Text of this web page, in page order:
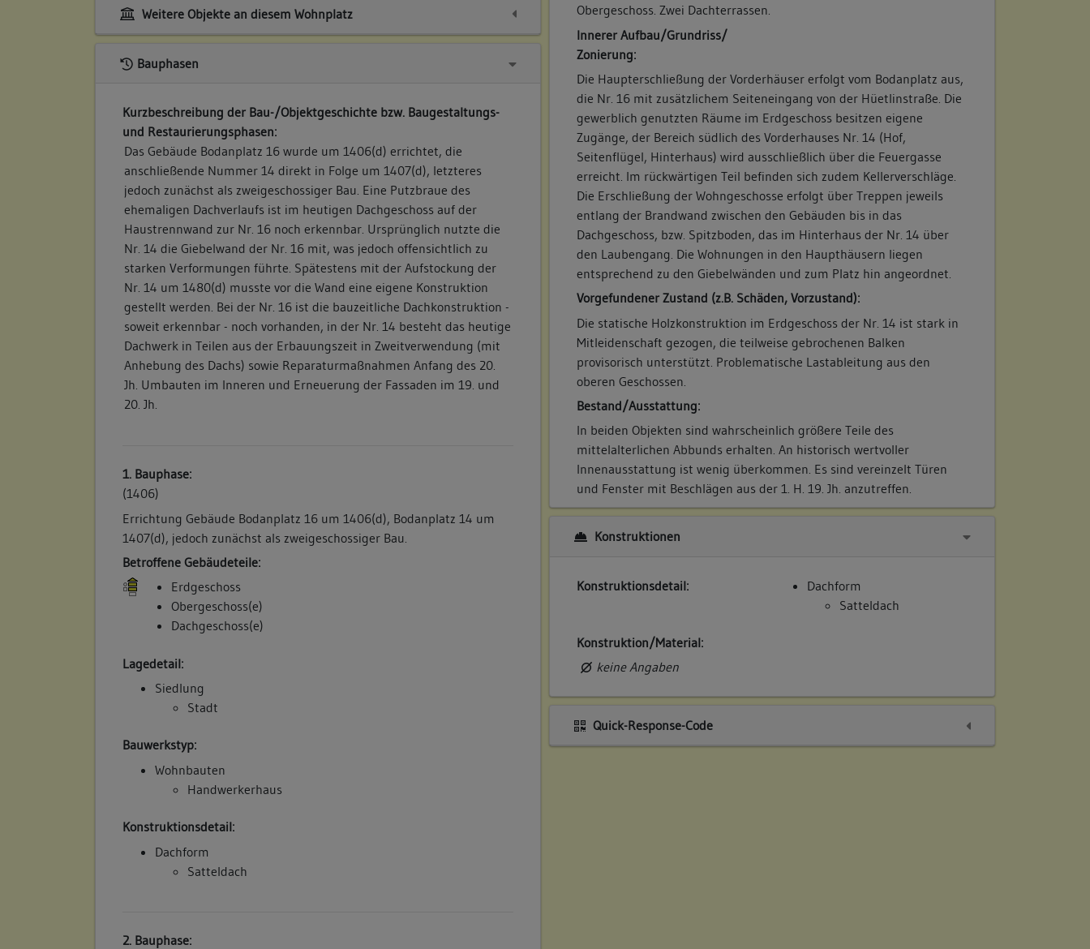
Weitere Objekte an diesem Wohnplatz
Bauphasen
Kurzbeschreibung der Bau-/Objektgeschichte bzw. Baugestaltungs-
und Restaurierungsphasen:
Das Gebäude Bodanplatz 16 wurde um 1406(d) errichtet, die
anschließende Nummer 14 direkt in Folge um 1407(d), letzteres
jedoch zunächst als zweigeschossiger Bau. Eine Putzbraue des
ehemaligen Dachverlaufs ist im heutigen Dachgeschoss auf der
Haustrennwand zur Nr. 16 noch erkennbar. Ursprünglich nutzte die
Nr. 14 die Giebelwand der Nr. 16 mit, was jedoch offensichtlich zu
starken Verformungen führte. Spätestens mit der Aufstockung der
Nr. 14 um 1480(d) musste vor die Wand eine eigene Konstruktion
gestellt werden. Bei der Nr. 16 ist die bauzeitliche Dachkonstruktion -
soweit erkennbar - noch vorhanden, in der Nr. 14 besteht das heutige
Dachwerk in Teilen aus der Erbauungszeit in Zweitverwendung (mit
Anhebung des Dachs) sowie Reparaturmaßnahmen Anfang des 20.
Jh. Umbauten im Inneren und Erneuerung der Fassaden im 19. und
20. Jh.
1. Bauphase:
(1406)
Errichtung Gebäude Bodanplatz 16 um 1406(d), Bodanplatz 14 um
1407(d), jedoch zunächst als zweigeschossiger Bau.
Betroffene Gebäudeteile:
Erdgeschoss
Obergeschoss(e)
Dachgeschoss(e)
Lagedetail:
Siedlung
Stadt
Bauwerkstyp:
Wohnbauten
Handwerkerhaus
Konstruktionsdetail:
Dachform
Satteldach
2. Bauphase:
Obergeschoss. Zwei Dachterrassen.
Innerer Aufbau/Grundriss/
Zonierung:
Die Haupterschließung der Vorderhäuser erfolgt vom Bodanplatz aus,
die Nr. 16 mit zusätzlichem Seiteneingang von der Hüetlinstraße. Die
gewerblich genutzten Räume im Erdgeschoss besitzen eigene
Zugänge, der Bereich südlich des Vorderhauses Nr. 14 (Hof,
Seitenflügel, Hinterhaus) wird ausschließlich über die Feuergasse
erreicht. Im rückwärtigen Teil befinden sich zudem Kellerverschläge.
Die Erschließung der Wohngeschosse erfolgt über Treppen jeweils
entlang der Brandwand zwischen den Gebäuden bis in das
Dachgeschoss, bzw. Spitzboden, das im Hinterhaus der Nr. 14 über
den Laubengang. Die Wohnungen in den Haupthäusern liegen
entsprechend zu den Giebelwänden und zum Platz hin angeordnet.
Vorgefundener Zustand (z.B. Schäden, Vorzustand):
Die statische Holzkonstruktion im Erdgeschoss der Nr. 14 ist stark in
Mitleidenschaft gezogen, die teilweise gebrochenen Balken
provisorisch unterstützt. Problematische Lastableitung aus den
oberen Geschossen.
Bestand/Ausstattung:
In beiden Objekten sind wahrscheinlich größere Teile des
mittelalterlichen Abbunds erhalten. An historisch wertvoller
Innenausstattung ist wenig überkommen. Es sind vereinzelt Türen
und Fenster mit Beschlägen aus der 1. H. 19. Jh. anzutreffen.
Konstruktionen
Konstruktionsdetail:
Dachform
Satteldach
Konstruktion/Material:
keine Angaben
Quick-Response-Code